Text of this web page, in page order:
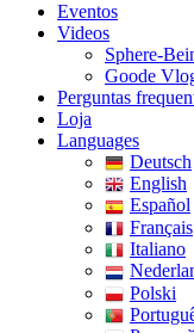
Eventos
Videos
Sphere-
Goode
Perguntas
Loja
Languages
Deutsch
English
Español
Français
Italiano
Polski